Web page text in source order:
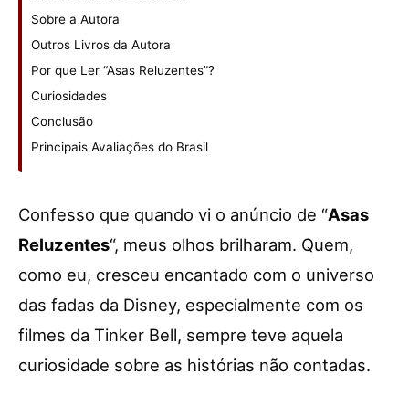
Sobre a Autora
Outros Livros da Autora
Por que Ler “Asas Reluzentes”?
Curiosidades
Conclusão
Principais Avaliações do Brasil
Confesso que quando vi o anúncio de “Asas
Reluzentes“, meus olhos brilharam. Quem,
como eu, cresceu encantado com o universo
das fadas da Disney, especialmente com os
filmes da Tinker Bell, sempre teve aquela
curiosidade sobre as histórias não contadas.